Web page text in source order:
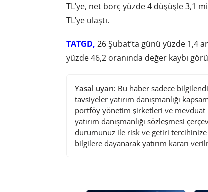
TL’ye, net borç yüzde 4 düşüşle 3,1
TL’ye ulaştı.
TATGD, 26 Şubat’ta günü yüzde 1,4
yüzde 46,2 oranında değer kaybı
Yasal uyarı: Bu haber sadece
tavsiyeler yatırım danışmanlığı
portföy yönetim şirketleri ve mevduat
yatırım danışmanlığı sözleşmesi
durumunuz ile risk ve getiri
bilgilere dayanarak yatırım kararı